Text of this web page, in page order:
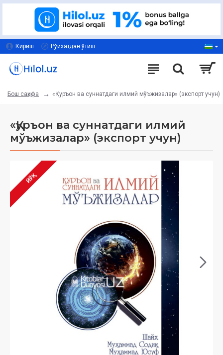
Кириш Рўйхатдан ўтиш
Бош саҳифа «Қуръон ва суннатдаги илмий мўъжизалар» (экспорт учун)
«Қуръон ва суннатдаги илмий
мўъжизалар» (экспорт учун)
ЙЎҚ